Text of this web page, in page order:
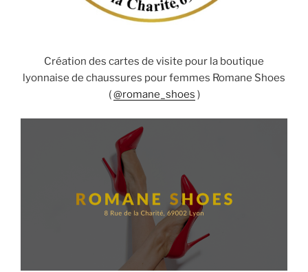
Création des cartes de visite pour la boutique
lyonnaise de chaussures pour femmes Romane Shoes
(@romane_shoes )